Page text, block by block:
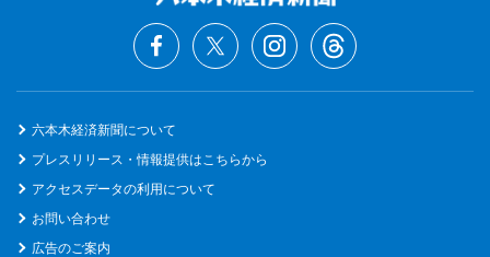
六本木経済新聞について
プレスリリース・情報提供はこちらから
アクセスデータの利用について
お問い合わせ
広告のご案内